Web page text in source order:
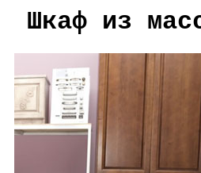
Шкаф из